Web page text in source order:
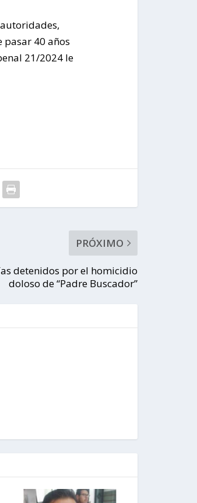
pasar 40 años
21/2024 le
PRÓXIMO
detenidos por el homicidio
doloso de “Padre Buscador”